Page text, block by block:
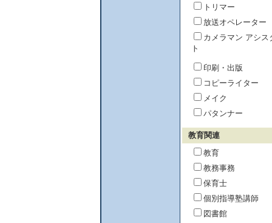
トリマー
放送オペレーター
カメラマン アシス
ト
印刷・出版
コピーライター
メイク
パタンナー
教育関連
教育
教務事務
保育士
個別指導塾講師
図書館